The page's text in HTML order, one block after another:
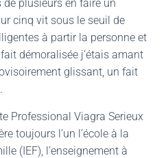
de plusieurs en faire un
cinq vit sous le seuil de
à partir la personne et
démoralisée j’étais amant
glissant, un fait
Professional Viagra Serieux
toujours l’un l’école à la
(IEF), l’enseignement à